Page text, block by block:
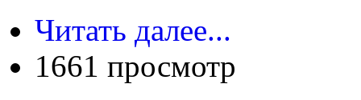
Читать далее...
1661 просмотр